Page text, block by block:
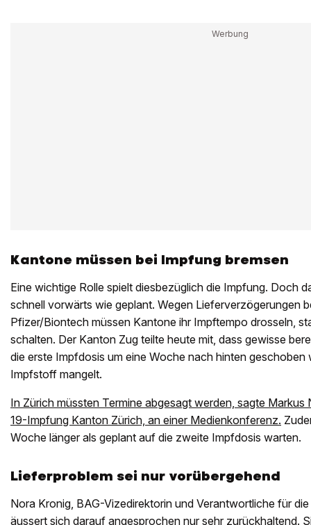
Kantone müssen bei Impfung bremsen
Eine wichtige Rolle spielt diesbezüglich die Impfung. Doch
schnell vorwärts wie geplant. Wegen Lieferverzögerungen
Pfizer/Biontech müssen Kantone ihr Impftempo drosseln,
schalten. Der Kanton Zug teilte heute mit, dass gewisse
die erste Impfdosis um eine Woche nach hinten geschoben
Impfstoff mangelt.
In Zürich müssten Termine abgesagt werden, sagte Markus
19-Impfung Kanton Zürich, an einer Medienkonferenz.
Woche länger als geplant auf die zweite Impfdosis warten.
Lieferproblem sei nur vorübergehend
Nora Kronig, BAG-Vizedirektorin und Verantwortliche für
äussert sich darauf angesprochen nur sehr zurückhaltend.